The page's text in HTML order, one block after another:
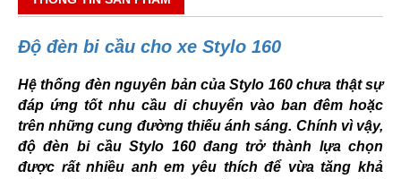
Độ đèn bi cầu cho xe Stylo 160
Hệ thống đèn nguyên bản của Stylo 160 chưa thật sự
đáp ứng tốt nhu cầu di chuyển vào ban đêm hoặc
trên những cung đường thiếu ánh sáng. Chính vì vậy,
độ đèn bi cầu Stylo 160 đang trở thành lựa chọn
được rất nhiều anh em yêu thích để vừa tăng khả